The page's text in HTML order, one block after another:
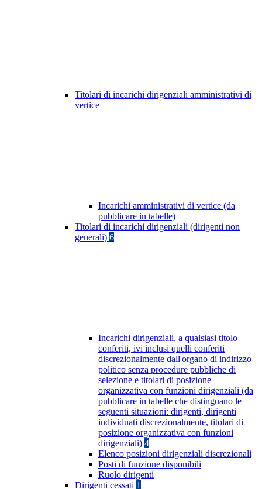
Titolari di incarichi dirigenziali amministrativi di
vertice
Incarichi amministrativi di vertice (da
pubblicare in tabelle)
Titolari di incarichi dirigenziali (dirigenti non
generali) 6
Incarichi dirigenziali, a qualsiasi titolo
conferiti, ivi inclusi quelli conferiti
discrezionalmente dall'organo di indirizzo
politico senza procedure pubbliche di
selezione e titolari di posizione
organizzativa con funzioni dirigenziali (da
pubblicare in tabelle che distinguano le
seguenti situazioni: dirigenti, dirigenti
individuati discrezionalmente, titolari di
posizione organizzativa con funzioni
dirigenziali) 4
Elenco posizioni dirigenziali discrezionali
Posti di funzione disponibili
Ruolo dirigenti
Dirigenti cessati 1